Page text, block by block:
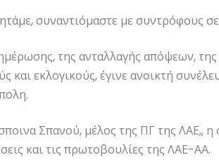
συναντιόμαστε με συντρόφους
της ανταλλαγής απόψεων,
και εκλογικούς, έγινε ανοικτή
Σπανού, μέλος της ΠΓ της ΛΑΕ,,
και τις πρωτοβουλίες της ΛΑΕ-ΑΑ.